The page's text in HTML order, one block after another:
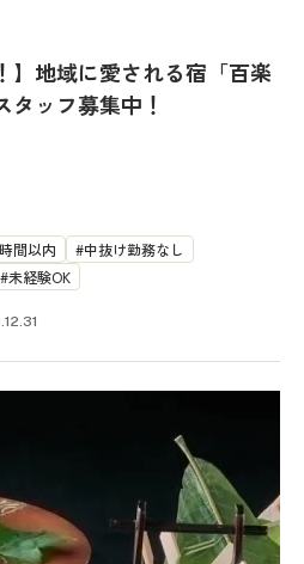
】地域に愛される宿「百楽
ッフ募集中！
間以内
中抜け勤務なし
未経験OK